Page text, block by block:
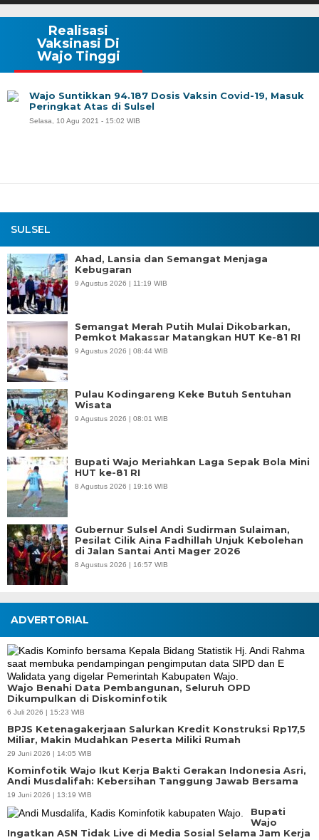
SULSEL
Ahad, Lansia dan Semangat Menjaga
Kebugaran
9 Agustus 2026 | 11:19 WIB
Semangat Merah Putih Mulai Dikobarkan,
Pemkot Makassar Matangkan HUT Ke-81 RI
9 Agustus 2026 | 08:44 WIB
Pulau Kodingareng Keke Butuh Sentuhan
Wisata
9 Agustus 2026 | 08:01 WIB
Bupati Wajo Meriahkan Laga Sepak Bola Mini
HUT ke-81 RI
8 Agustus 2026 | 19:16 WIB
Gubernur Sulsel Andi Sudirman Sulaiman,
Pesilat Cilik Aina Fadhillah Unjuk Kebolehan
di Jalan Santai Anti Mager 2026
8 Agustus 2026 | 16:57 WIB
Realisasi
Vaksinasi Di
Wajo Tinggi
Wajo Suntikkan 94.187 Dosis Vaksin Covid-19, Masuk
Peringkat Atas di Sulsel
Selasa, 10 Agu 2021 - 15:02 WIB
ADVERTORIAL
Wajo Benahi Data Pembangunan, Seluruh OPD
Dikumpulkan di Diskominfotik
6 Juli 2026 | 15:23 WIB
BPJS Ketenagakerjaan Salurkan Kredit Konstruksi Rp17,5
Miliar, Makin Mudahkan Peserta Miliki Rumah
29 Juni 2026 | 14:05 WIB
Kominfotik Wajo Ikut Kerja Bakti Gerakan Indonesia Asri,
Andi Musdalifah: Kebersihan Tanggung Jawab Bersama
19 Juni 2026 | 13:19 WIB
Bupati
Wajo
Ingatkan ASN Tidak Live di Media Sosial Selama Jam Kerja